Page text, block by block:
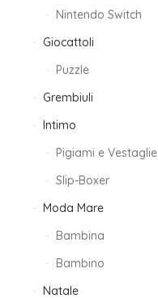
Nintendo Switch
Giocattoli
Puzzle
Grembiuli
Intimo
Pigiami e Vestaglie
Slip-Boxer
Moda Mare
Bambina
Bambino
Natale